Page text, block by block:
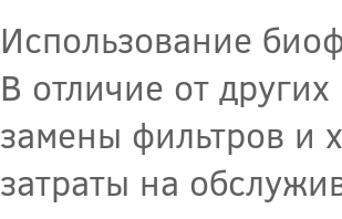
Использование
В отличие от
замены фильтров и
затраты на